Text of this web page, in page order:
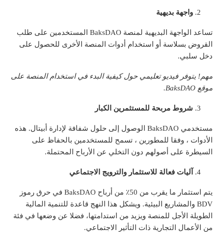
واجهة بديهية
تساعد الواجهة البديهية لمنصة BaksDAO المستخدمين على طلب
القروض بسلاسة أو استخدام أدوات المنصة الأخرى للحصول على
دخل سلبي.
مهم! يتوفر فيديو تعليمي حول كيفية البدء في استخدام المنصة على
موقع BaksDAO.
شروط مربحة للمستثمرين الكبار
مستخدمي BaksDAO الوصول إلى حلول شفافة لإدارة أبيتال. هذه
الأدوات ، وفقا للمطورين ، تسمح للمستخدمين بالحفاظ على
السيطرة على أصولهم دون التخلي عن الأرباح المحتملة.
آليات فعالة للاستثمار والترويج الاجتماعي
يتم استثمار ما يقرب من 50٪ من أرباح BaksDAO في حرق رموز
BDV والمشاريع البيئية. ويشكل هذا النهج قاعدة للتنمية المالية
الطويلة الأجل للمنصة ويزيد من استدامتها، فضلا عن وضعها في فئة
من الأعمال التجارية ذات التأثير الاجتماعي.